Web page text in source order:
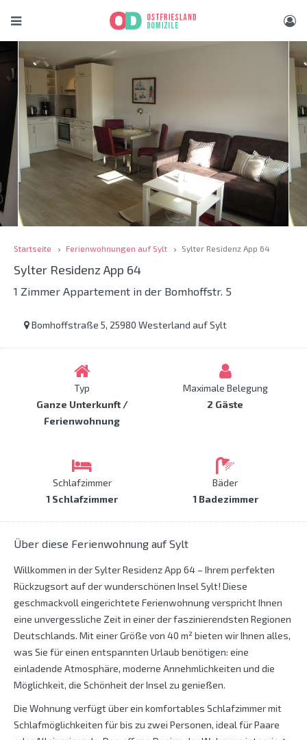
Startseite Ferienwohnungen auf Sylt Sylter Residenz App 64
Sylter Residenz App 64
1 Zimmer Appartement in der Bomhoffstr. 5
Bomhoffstraße 5, 25980 Westerland auf Sylt
Typ
Ganze Unterkunft /
Ferienwohnung
Maximale Belegung
2 Gäste
Schlafzimmer
1 Schlafzimmer
Bäder
1 Badezimmer
Über diese Ferienwohnung auf Sylt
Willkommen in der Sylter Residenz App 64 – Ihrem perfekten
Rückzugsort auf der wunderschönen Insel Sylt! Diese
geschmackvoll eingerichtete Ferienwohnung verspricht Ihnen
eine unvergessliche Zeit in einer der faszinierendsten Regionen
Deutschlands. Mit einer Größe von 40 m² bieten wir Ihnen alles,
was Sie für einen entspannten Urlaub benötigen: eine
einladende Atmosphäre, moderne Annehmlichkeiten und die
Möglichkeit, die Schönheit der Insel zu genießen.
Die Wohnung verfügt über ein komfortables Schlafzimmer mit
Schlafmöglichkeiten für bis zu zwei Personen, ideal für Paare